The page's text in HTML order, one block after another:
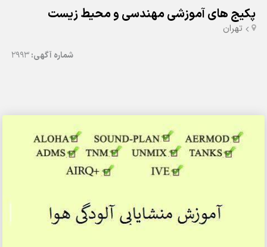
پکیج های آموزشی مهندسی و محیط زیست
تهران
شماره آگهی:2993